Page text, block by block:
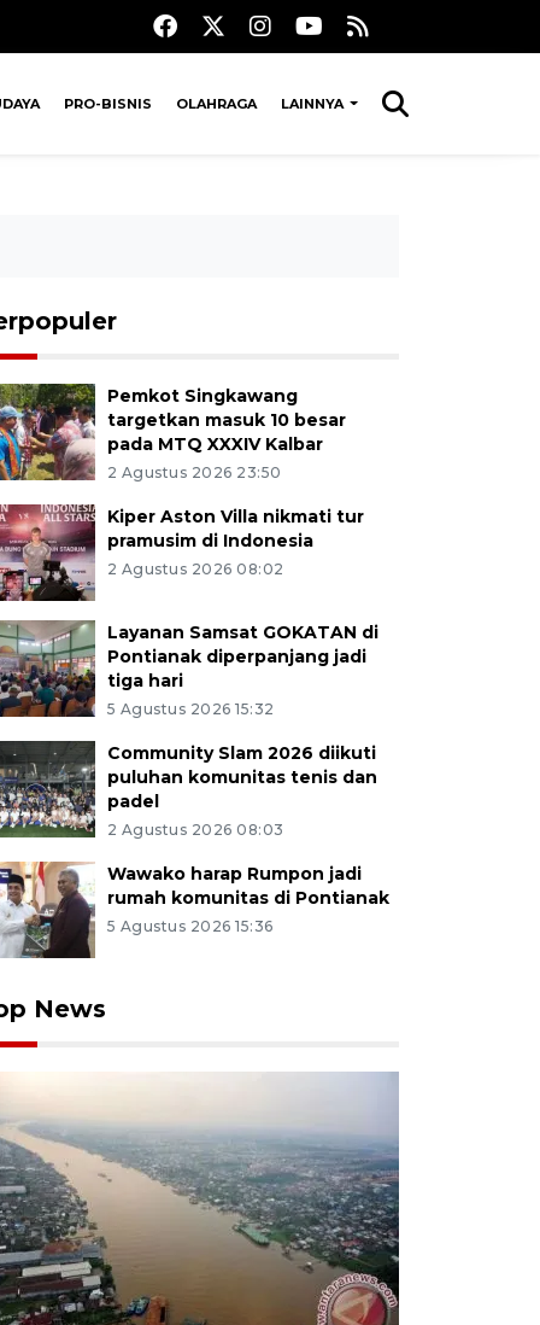
PRO-BISNIS OLAHRAGA LAINNYA
Pemkot Singkawang
targetkan masuk 10 besar
pada MTQ XXXIV Kalbar
2 Agustus 2026 23:50
Kiper Aston Villa nikmati tur
pramusim di Indonesia
2 Agustus 2026 08:02
Layanan Samsat GOKATAN di
Pontianak diperpanjang jadi
tiga hari
5 Agustus 2026 15:32
Community Slam 2026 diikuti
puluhan komunitas tenis dan
padel
2 Agustus 2026 08:03
Wawako harap Rumpon jadi
rumah komunitas di Pontianak
5 Agustus 2026 15:36
News